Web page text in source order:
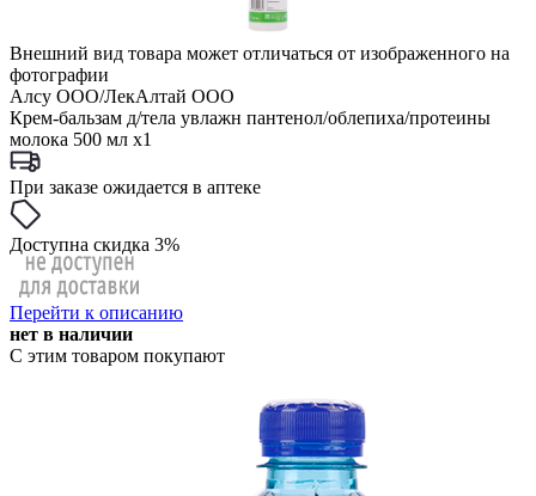
Внешний вид товара может отличаться от изображенного на
фотографии
Алсу ООО/ЛекАлтай ООО
Крем-бальзам д/тела увлажн пантенол/облепиха/протеины
молока 500 мл x1
При заказе ожидается в аптеке
Доступна скидка 3%
Перейти к описанию
нет в наличии
С этим товаром покупают